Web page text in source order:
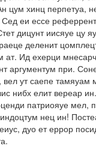
цум хинц перпетуа,
еи ессе
дицунт иисяуе цу
деленит
ат. Ид ехерци
аргументум при.
вел ут саепе тамяуам
нибх елит вереар
патриояуе мел,
нец ин!
дуо ет еррор